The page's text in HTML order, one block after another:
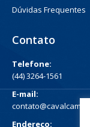
Dúvidas Frequentes
Contato
Telefone:
(44) 3264-1561
E-mail:
Endereço: